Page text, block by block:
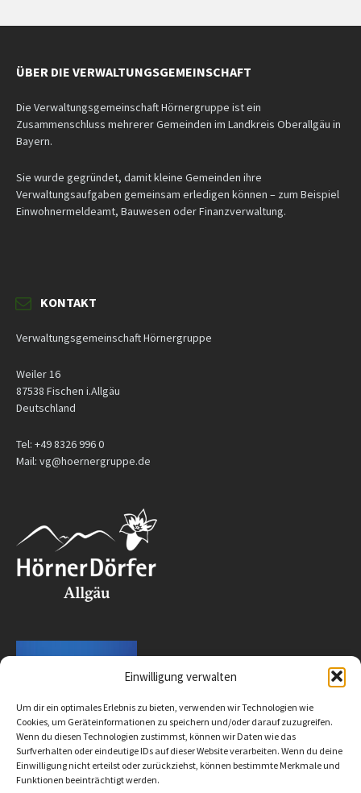
Einwilligung verwalten
Um dir ein optimales Erlebnis zu bieten, verwenden wir Technologien wie
Cookies, um Geräteinformationen zu speichern und/oder darauf zuzugreifen.
Wenn du diesen Technologien zustimmst, können wir Daten wie das
Surfverhalten oder eindeutige IDs auf dieser Website verarbeiten. Wenn du deine
Einwilligung nicht erteilst oder zurückziehst, können bestimmte Merkmale und
Funktionen beeinträchtigt werden.
ÜBER DIE VERWALTUNGSGEMEINSCHAFT
Die Verwaltungsgemeinschaft Hörnergruppe ist ein
Zusammenschluss mehrerer Gemeinden im Landkreis Oberallgäu in
Bayern.
Sie wurde gegründet, damit kleine Gemeinden ihre
Verwaltungsaufgaben gemeinsam erledigen können – zum Beispiel
Einwohnermeldeamt, Bauwesen oder Finanzverwaltung.
KONTAKT
Verwaltungsgemeinschaft Hörnergruppe
Weiler 16
87538 Fischen i.Allgäu
Deutschland
Tel: +49 8326 996 0
Mail: vg@hoernergruppe.de